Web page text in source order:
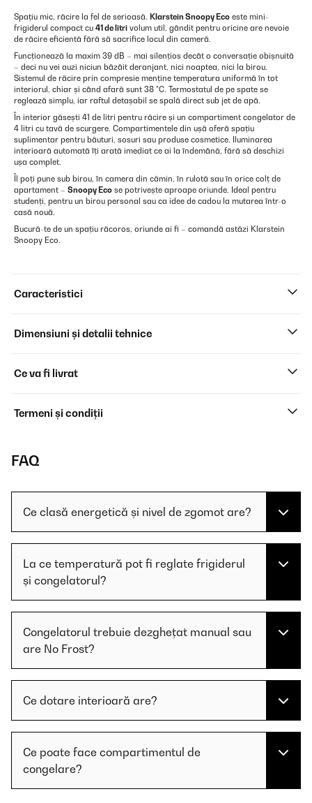
Spațiu mic, răcire la fel de serioasă. Klarstein Snoopy Eco este mini-
frigiderul compact cu 41 de litri volum util, gândit pentru oricine are nevoie
de răcire eficientă fără să sacrifice locul din cameră.
Funcționează la maxim 39 dB – mai silențios decât o conversație obișnuită
– deci nu vei auzi niciun bâzâit deranjant, nici noaptea, nici la birou.
Sistemul de răcire prin compresie menține temperatura uniformă în tot
interiorul, chiar și când afară sunt 38 °C. Termostatul de pe spate se
reglează simplu, iar raftul detașabil se spală direct sub jet de apă.
În interior găsești 41 de litri pentru răcire și un compartiment congelator de
4 litri cu tavă de scurgere. Compartimentele din ușă oferă spațiu
suplimentar pentru băuturi, sosuri sau produse cosmetice. Iluminarea
interioară automată îți arată imediat ce ai la îndemână, fără să deschizi
ușa complet.
Îl poți pune sub birou, în camera din cămin, în rulotă sau în orice colț de
apartament – Snoopy Eco se potrivește aproape oriunde. Ideal pentru
studenți, pentru un birou personal sau ca idee de cadou la mutarea într-o
casă nouă.
Bucură-te de un spațiu răcoros, oriunde ai fi – comandă astăzi Klarstein
Snoopy Eco.
Caracteristici
Dimensiuni și detalii tehnice
Ce va fi livrat
Termeni și condiții
FAQ
Ce clasă energetică și nivel de zgomot are?
La ce temperatură pot fi reglate frigiderul
și congelatorul?
Congelatorul trebuie dezghețat manual sau
are No Frost?
Ce dotare interioară are?
Ce poate face compartimentul de
congelare?